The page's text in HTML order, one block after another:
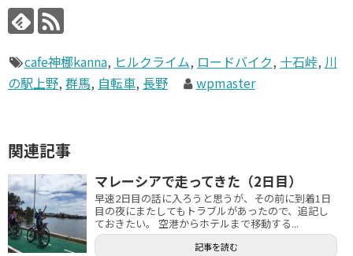
cafe神梛kanna, ヒルクライム, ロードバイク, 十石峠, 川
の駅上野, 群馬, 自転車, 長野 wpmaster
関連記事
マレーシアで走ってきた（2日目）
早速2日目の話に入ろうと思うが、その前に到着1日
目の夜にまたしてもトラブルがあったので、追記し
ておきたい。 空港からホテルまで移動する...
記事を読む